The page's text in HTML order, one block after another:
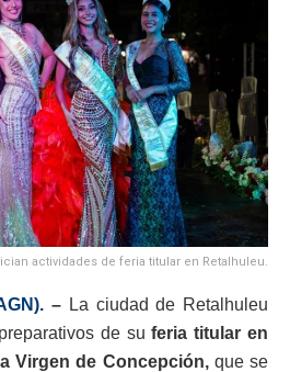
actividades de feria titular en Retalhuleu.
– La ciudad de Retalhuleu
de suferia titular en
Virgen de Concepción,que se